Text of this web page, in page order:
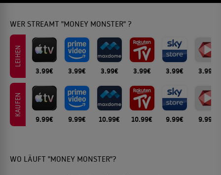
WER STREAMT "MONEY MONSTER" ?
LEIHEN
3.99€ 3.99€ 3.99€ 3.99€ 3.99€ 3.99€
KAUFEN
9.99€ 9.99€ 10.99€ 10.99€ 9.99€ 9.99€
WO LÄUFT "MONEY MONSTER"?